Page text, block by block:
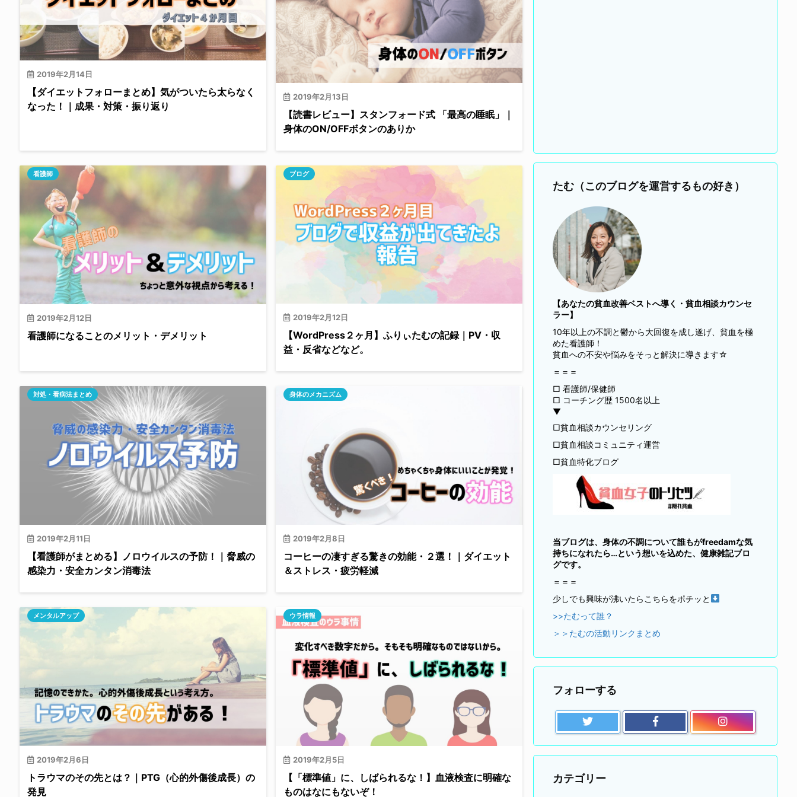
2019年2月14日
【ダイエットフォローまとめ】気がついたら太らなく
なった！｜成果・対策・振り返り
2019年2月13日
【読書レビュー】スタンフォード式 「最高の睡眠」｜
身体のON/OFFボタンのありか
2019年2月12日
看護師
看護師になることのメリット・デメリット
2019年2月12日
ブログ
【WordPress２ヶ月】ふりぃたむの記録｜PV・収
益・反省などなど。
2019年2月11日
対処・看病法まとめ
【看護師がまとめる】ノロウイルスの予防！｜脅威の
感染力・安全カンタン消毒法
2019年2月8日
身体のメカニズム
コーヒーの凄すぎる驚きの効能・２選！｜ダイエット
＆ストレス・疲労軽減
2019年2月6日
メンタルアップ
トラウマのその先とは？｜PTG（心的外傷後成長）の
発見
2019年2月5日
ウラ情報
【「標準値」に、しばられるな！】血液検査に明確な
ものはなにもないぞ！
たむ（このブログを運営するもの好き）
【あなたの貧血改善ベストへ導く・貧血相談カウンセ
ラー】
10年以上の不調と鬱から大回復を成し遂げ、貧血を極
めた看護師！
貧血への不安や悩みをそっと解決に導きます☆
＝＝＝
□ 看護師/保健師
□ コーチング歴 1500名以上
▼
□貧血相談カウンセリング
□貧血相談コミュニティ運営
□貧血特化ブログ
当ブログは、身体の不調について誰もがfreedamな気
持ちになれたら…という想いを込めた、健康雑記ブロ
グです。
＝＝＝
少しでも興味が沸いたらこちらをポチッと
>>たむって誰？
＞＞たむの活動リンクまとめ
フォローする
カテゴリー